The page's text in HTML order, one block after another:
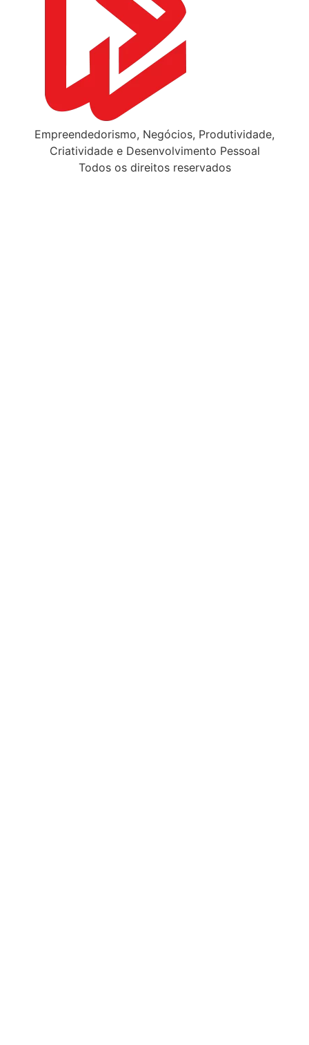
Empreendedorismo, Negócios, Produtividade,
Criatividade e Desenvolvimento Pessoal
Todos os direitos reservados